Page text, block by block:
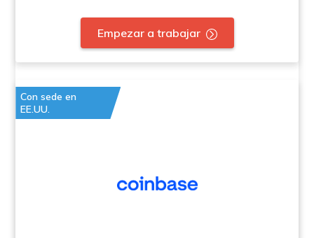
Empezar a trabajar
Con sede en
EE.UU.